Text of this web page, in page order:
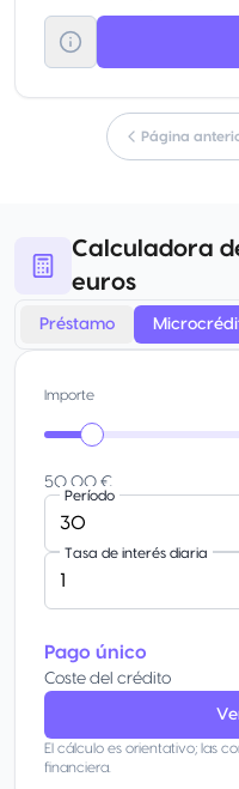
Página
Calculadora
euros
Préstamo
Importe
50,00 €
Período
Tasa de interés diaria
Pago único
Coste del crédito
El cálculo es orientativo; las
financiera.